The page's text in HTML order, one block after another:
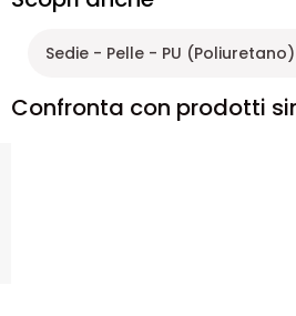
Sedie - Pelle - PU
Confronta con prodotti